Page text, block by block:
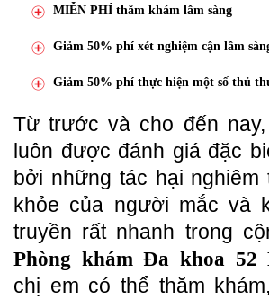
MIỄN PHÍ thăm khám lâm sàng
Giảm 50% phí xét nghiệm cận lâm
Giảm 50% phí thực hiện một số thủ
Từ trước và cho đến
luôn được đánh giá đặc
bởi những tác hại
khỏe của người mắc và
truyền rất nhanh trong
Phòng khám Đa khoa 52
chị em có thể thăm